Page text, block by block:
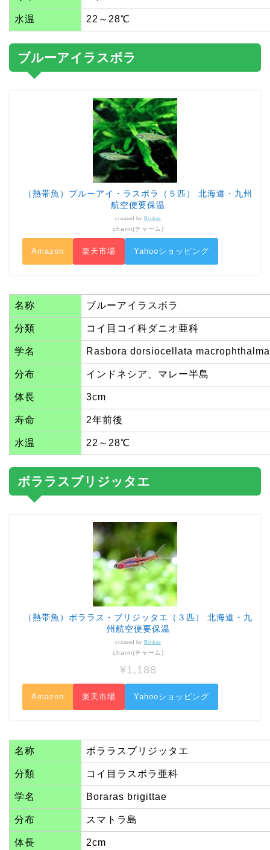
水温 22～28℃
ブルーアイラスボラ
（熱帯魚）ブルーアイ・ラスボラ（５匹） 北海道・九州
航空便要保温
created by Rinker
charm(チャーム)
Amazon 楽天市場 Yahooショッピング
名称 ブルーアイラスボラ
分類 コイ目コイ科ダニオ亜科
学名 Rasbora dorsiocellata macrophthalma
分布 インドネシア、マレー半島
体長 3cm
寿命 2年前後
水温 22～28℃
ボララスブリジッタエ
（熱帯魚）ボララス・ブリジッタエ（３匹） 北海道・九
州航空便要保温
created by Rinker
charm(チャーム)
¥1,188
Amazon 楽天市場 Yahooショッピング
名称 ボララスブリジッタエ
分類 コイ目ラスボラ亜科
学名 Boraras brigittae
分布 スマトラ島
体長 2cm